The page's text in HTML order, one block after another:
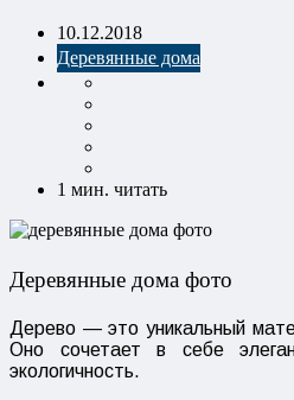
10.12.2018
Деревянные дома
1 мин. читать
Деревянные дома фото
Дерево — это уникальный
Оно сочетает в себе
экологичность.